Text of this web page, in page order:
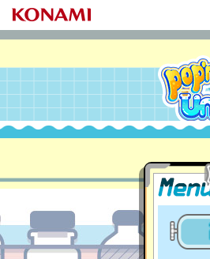
pop'n music
MENU